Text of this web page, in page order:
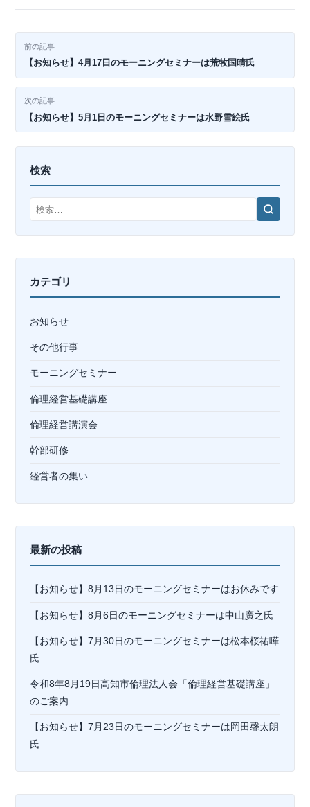
投
稿
ナ
ビ
ゲ
シ
ョ
ン
前の記事
【お知らせ】4月17日のモーニングセミナーは荒牧国晴氏
次の記事
【お知らせ】5月1日のモーニングセミナーは水野雪絵氏
検索
検
カテゴリ
お知らせ
その他行事
モーニングセミナー
倫理経営基礎講座
倫理経営講演会
幹部研修
経営者の集い
最新の投稿
【お知らせ】8月13日のモーニングセミナーはお休みです
【お知らせ】8月6日のモーニングセミナーは中山廣之氏
【お知らせ】7月30日のモーニングセミナーは松本桜祐嘩
氏
令和8年8月19日高知市倫理法人会「倫理経営基礎講座」
のご案内
【お知らせ】7月23日のモーニングセミナーは岡⽥馨太朗
氏